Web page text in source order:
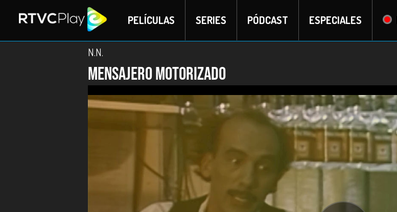
PELÍCULAS SERIES PÓDCAST ESPECIALES
N.N.
Mensajero motorizado